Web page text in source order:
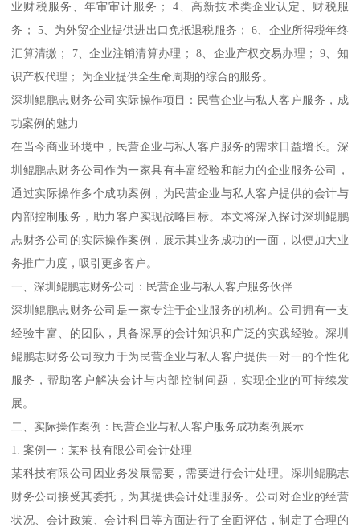
业财税服务、年审审计服务； 4、高新技术类企业认定、财税服
务； 5、为外贸企业提供进出口免抵退税服务； 6、企业所得税年终
汇算清缴； 7、企业注销清算办理； 8、企业产权交易办理； 9、知
识产权代理； 为企业提供全生命周期的综合的服务。
深圳鲲鹏志财务公司实际操作项目：民营企业与私人客户服务，成
功案例的魅力
在当今商业环境中，民营企业与私人客户服务的需求日益增长。深
圳鲲鹏志财务公司作为一家具有丰富经验和能力的企业服务公司，
通过实际操作多个成功案例，为民营企业与私人客户提供的会计与
内部控制服务，助力客户实现战略目标。本文将深入探讨深圳鲲鹏
志财务公司的实际操作案例，展示其业务成功的一面，以便加大业
务推广力度，吸引更多客户。
一、深圳鲲鹏志财务公司：民营企业与私人客户服务伙伴
深圳鲲鹏志财务公司是一家专注于企业服务的机构。公司拥有一支
经验丰富、的团队，具备深厚的会计知识和广泛的实践经验。深圳
鲲鹏志财务公司致力于为民营企业与私人客户提供一对一的个性化
服务，帮助客户解决会计与内部控制问题，实现企业的可持续发
展。
二、实际操作案例：民营企业与私人客户服务成功案例展示
1. 案例一：某科技有限公司会计处理
某科技有限公司因业务发展需要，需要进行会计处理。深圳鲲鹏志
财务公司接受其委托，为其提供会计处理服务。公司对企业的经营
状况、会计政策、会计科目等方面进行了全面评估，制定了合理的